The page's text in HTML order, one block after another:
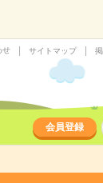
せ サイトマップ
会員登録